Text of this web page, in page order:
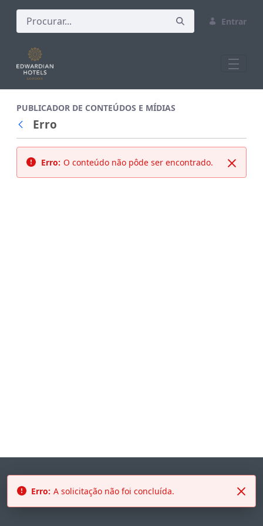
Entrar
PUBLICADOR DE CONTEÚDOS E MÍDIAS
Voltar
Erro
Fechar
Erro: O conteúdo não pôde ser encontrado.
Da plataformaLiferay
Erro: A solicitação não foi concluída.